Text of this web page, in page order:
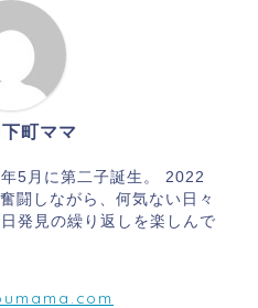
町ママ
5月に第二子誕生。 2022
闘しながら、何気ない日々
発見の繰り返しを楽しんで